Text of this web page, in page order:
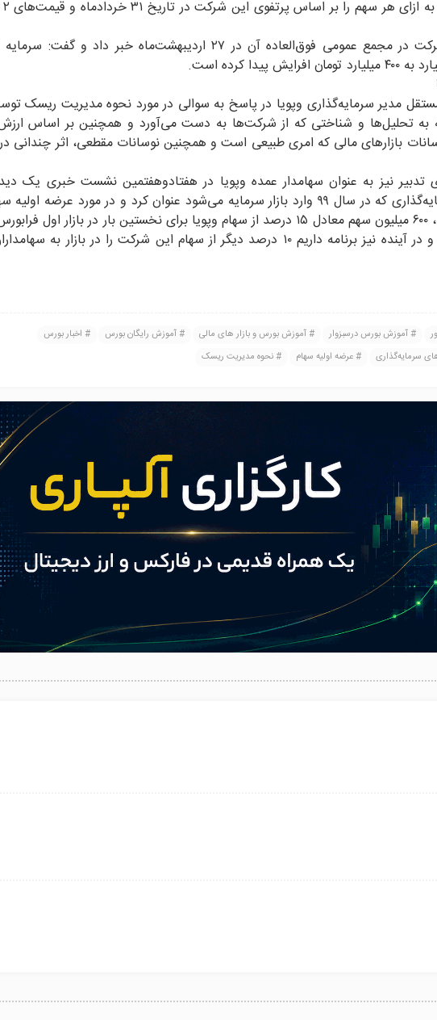
او در ادامه از تصویب افزایش سرمایه این شرکت در مجمع عمومی فوق‌العاده آن در ۲۷ اردیبهشت‌ماه خبر داد
مدیر سرمایه‌گذاری وپویا در پاسخ به سوالی در مورد نحوه مدیریت ریسک
به تحلیل‌ها و شناختی که از شرکت‌ها به دست می‌آورد و همچنین بر اساس
بازارهای مالی که امری طبیعی است و همچنین نوسانات مقطعی، اثر چندانی
تدبیر نیز به عنوان سهامدار عمده وپویا در هفتادوهفتمین نشست خبری یک
عرضه، سرمایه‌گذاری پویا را دومین شرکت سرمایه‌گذاری که در سال ۹۹ وارد بازار سرمایه می‌شود عنوان کرد و در مورد عرضه
در چهارم تیرماه گفت: در جریان این عرضه اولیه، ۶۰۰ میلیون سهم معادل ۱۵ درصد از سهام وپویا برای نخستین بار در بازار
در بازه قیمتی ۳۹۰۰ تا ۴۱۰۰ ریال عرضه می‌شود و در آینده نیز برنامه داریم ۱۰ درصد دیگر از سهام این شرکت را در بازار
آموزش بورس درسبزوار آموزش بورس و بازار های مالی آموزش رایگان بورس
اخبار بورس
سرمایه‌گذاری عرضه اولیه سهام نحوه مدیریت ریسک